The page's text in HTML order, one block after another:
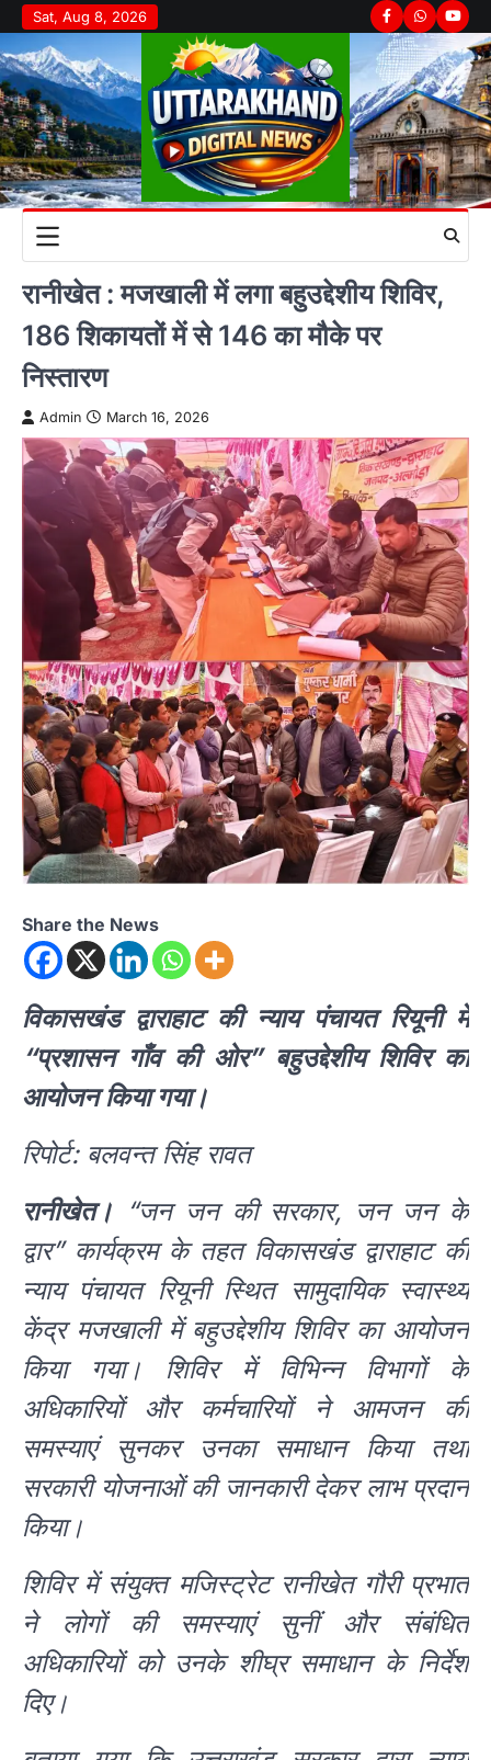
Skip
to
content
Sat, Aug 8, 2026 Facebook
Whatsapp
रानीखेत : मजखाली में लगा बहुउद्देशीय शिविर,
186 शिकायतों में से 146 का मौके पर
निस्तारण
Admin March 16, 2026
Share the News
विकासखंड द्वाराहाट की न्याय पंचायत रियूनी में
“प्रशासन गाँव की ओर” बहुउद्देशीय शिविर का
आयोजन किया गया।
रिपोर्ट: बलवन्त सिंह रावत
रानीखेत। “जन जन की सरकार, जन जन के
द्वार” कार्यक्रम के तहत विकासखंड द्वाराहाट की
न्याय पंचायत रियूनी स्थित सामुदायिक स्वास्थ्य
केंद्र मजखाली में बहुउद्देशीय शिविर का आयोजन
किया गया। शिविर में विभिन्न विभागों के
अधिकारियों और कर्मचारियों ने आमजन की
समस्याएं सुनकर उनका समाधान किया तथा
सरकारी योजनाओं की जानकारी देकर लाभ प्रदान
किया।
शिविर में संयुक्त मजिस्ट्रेट रानीखेत गौरी प्रभात
ने लोगों की समस्याएं सुनीं और संबंधित
अधिकारियों को उनके शीघ्र समाधान के निर्देश
दिए।